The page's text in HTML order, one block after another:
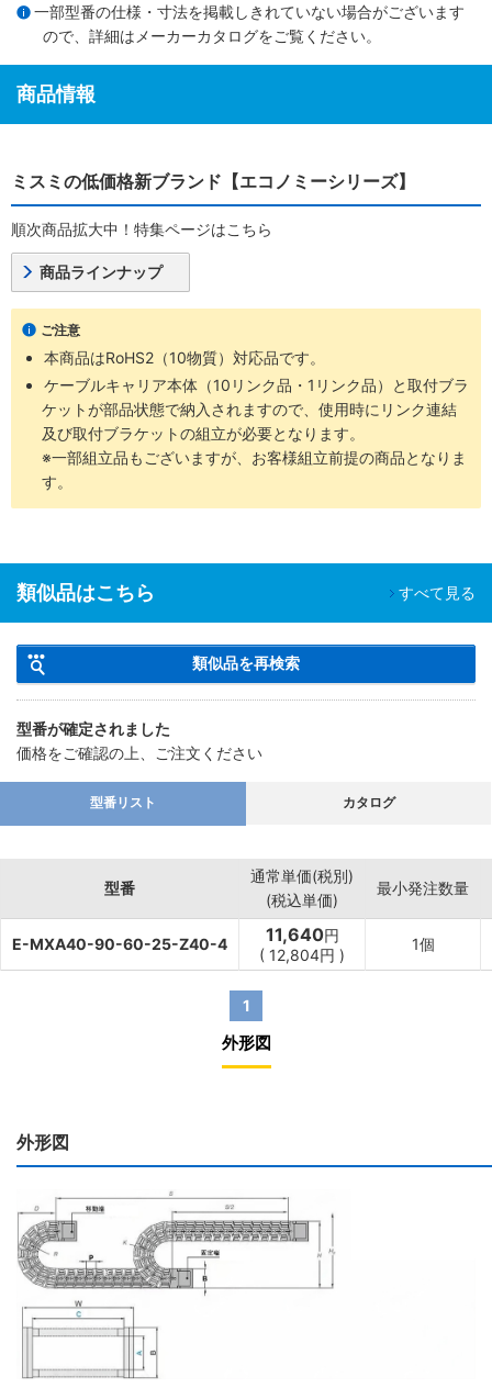
一部型番の仕様・寸法を掲載しきれていない場合がございます
ので、詳細は メーカーカタログをご覧ください。
商品情報
ミスミの低価格新ブランド【エコノミーシリーズ】
順次商品拡大中！特集ページはこちら
商品ラインナップ
ご注意
本商品はRoHS2（10物質）対応品です。
ケーブルキャリア本体（10リンク品・1リンク品）と取付ブラ
ケットが部品状態で納入されますので、使用時にリンク連結
及び取付ブラケットの組立が必要となります。
※一部組立品もございますが、お客様組立前提の商品となりま
す。
類似品はこちら すべて見る
類似品を再検索
型番が確定されました
価格をご確認の上、ご注文ください
型番リスト カタログ
型番
通常単価(税別)
(税込単価)
最小発注数量
E-MXA40-90-60-25-Z40-4 11,640円
( 12,804円 )
1個
1
外形図
外形図